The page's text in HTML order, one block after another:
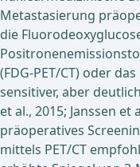
Metastasierung
die
(FDG-PET/CT) oder das
sensitiver, aber
et al., 2015; Janssen
präoperatives
mittels PET/CT